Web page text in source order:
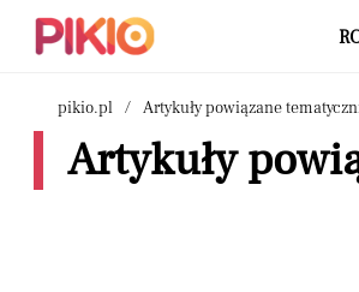
pikio.pl Artykuły powiązane
Artykuły